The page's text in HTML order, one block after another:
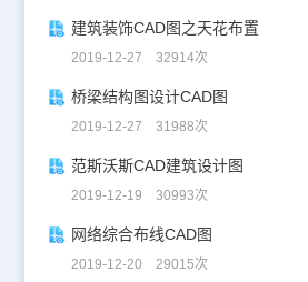
建筑装饰CAD图之天花布置
2019-12-27 32914次
桥梁结构图设计CAD图
2019-12-27 31988次
范斯沃斯CAD建筑设计图
2019-12-19 30993次
网络综合布线CAD图
2019-12-20 29015次